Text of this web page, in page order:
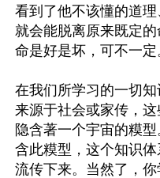
看到了他不该懂的道
就会能脱离原来既定
命是好是坏，可不一定
在我们所学习的一切
来源于社会或家传，
隐含著一个宇宙的糢
含此糢型，这个知识
流传下来。当然了，